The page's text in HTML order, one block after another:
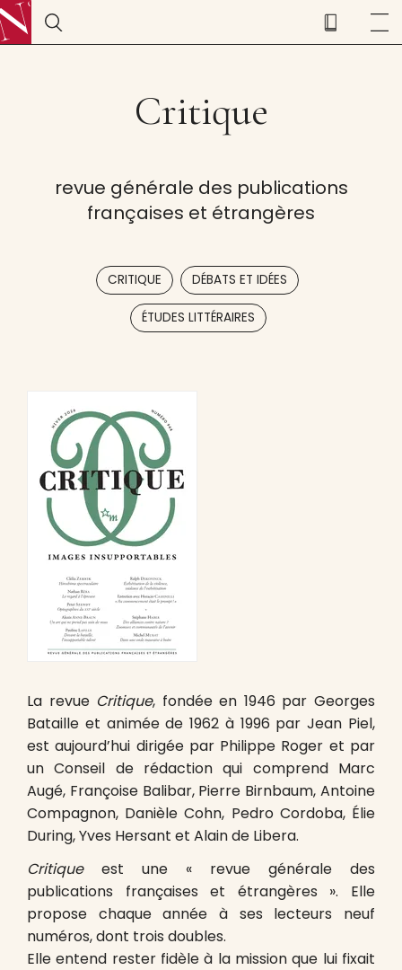
Critique
revue générale des publications
françaises et étrangères
CRITIQUE DÉBATS ET IDÉES
ÉTUDES LITTÉRAIRES
La revue Critique, fondée en 1946 par Georges
Bataille et animée de 1962 à 1996 par Jean Piel,
est aujourd’hui dirigée par Philippe Roger et par
un Conseil de rédaction qui comprend Marc
Augé, Françoise Balibar, Pierre Birnbaum, Antoine
Compagnon, Danièle Cohn, Pedro Cordoba, Élie
During, Yves Hersant et Alain de Libera.
Critiqueest une « revue générale des
publications françaises et étrangères ». Elle
propose chaque année à ses lecteurs neuf
numéros, dont trois doubles.
Elle entend rester fidèle à la mission que lui fixait